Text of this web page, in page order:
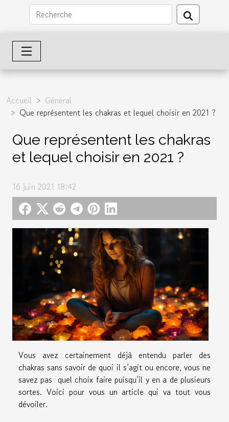
Accueil
Général
Que représentent les chakras et lequel choisir en 2021 ?
Que représentent les chakras
et lequel choisir en 2021 ?
16 juin 2021 18:42
Vous avez certainement déjà entendu parler des
chakras sans savoir de quoi il s’agit ou encore, vous ne
savez pas quel choix faire puisqu’il y en a de plusieurs
sortes. Voici pour vous un article qui va tout vous
dévoiler.